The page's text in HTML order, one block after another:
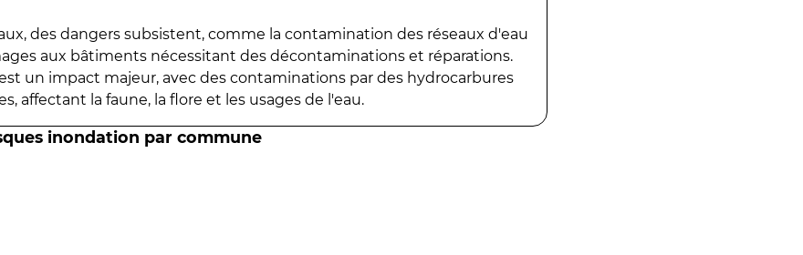
des dangers subsistent, comme la contamination des réseaux d'eau
aux bâtiments nécessitant des décontaminations et réparations.
un impact majeur, avec des contaminations par des hydrocarbures
affectant la faune, la flore et les usages de l'eau.
inondation par commune